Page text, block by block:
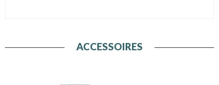
ACCESSOIRES